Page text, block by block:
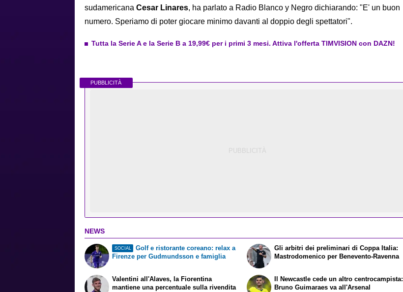
sudamericana Cesar Linares, ha parlato a Radio Blanco y Negro dichiarando: "E' un buon
numero. Speriamo di poter giocare minimo davanti al doppio degli spettatori".
Tutta la Serie A e la Serie B a 19,99€ per i primi 3 mesi. Attiva l'offerta TIMVISION con DAZN!
PUBBLICITÀ
NEWS
SOCIAL
Golf e ristorante coreano: relax a
Firenze per Gudmundsson e famiglia
Valentini all'Alaves, la Fiorentina
mantiene una percentuale sulla rivendita
Gli arbitri dei preliminari di Coppa Italia:
Mastrodomenico per Benevento-Ravenna
Il Newcastle cede un altro centrocampista:
Bruno Guimaraes va all'Arsenal